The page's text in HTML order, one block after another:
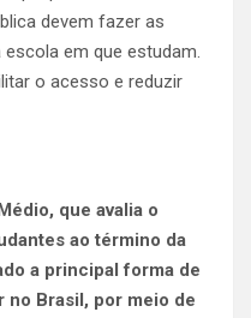
devem fazer as
em que estudam.
o acesso e reduzir
que avalia o
ao término da
a principal forma de
no Brasil, por meio de